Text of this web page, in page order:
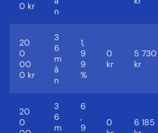
0 kr
n
20
0
00
0 kr
3
6
m
å
n
1,
9
9
%
0
kr
5 730
kr
20
0
3
6
m
6
,
9
0
6 185